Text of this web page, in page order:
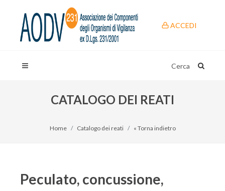
ACCEDI
Cerca
CATALOGO DEI REATI
Home Catalogo dei reati « Torna indietro
Peculato, concussione,